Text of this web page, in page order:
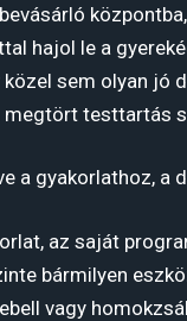
hajol le a
közel sem olyan jó
testtartás
a gyakorlathoz, a
az saját
bármilyen
vagy